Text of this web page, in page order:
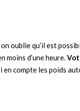
oublie qu’il est
moins d’une heure.
en compte les poids